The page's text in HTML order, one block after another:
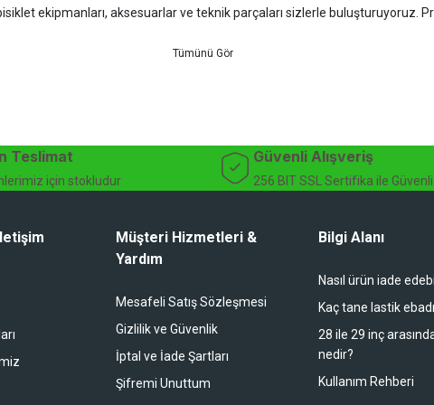
duruyor koltuk zaten full konfor
alışveriş yapacağım
ekipmanları, aksesuarlar ve teknik parçaları sizlerle buluşturuyoruz.
destek ve müşteri memnuniyeti odaklı hizmet anlayışımız sayesinde
Teslimat
için stokludur
Güvenli Alışveriş
256 BIT SSL Sertifika ile Güvenli
Müşteri Hizmetleri &
Yardım
Mesafeli Satış Sözleşmesi
Gizlilik ve Güvenlik
İptal ve İade Şartları
Şifremi Unuttum
Bilgi Alanı
Nasıl ürün iade
Kaç tane lastik
28 ile 29 inç
nedir?
Kullanım Rehberi